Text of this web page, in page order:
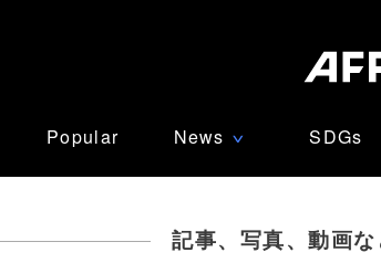
Popular News ∨ SDGs
記事、写真、動画